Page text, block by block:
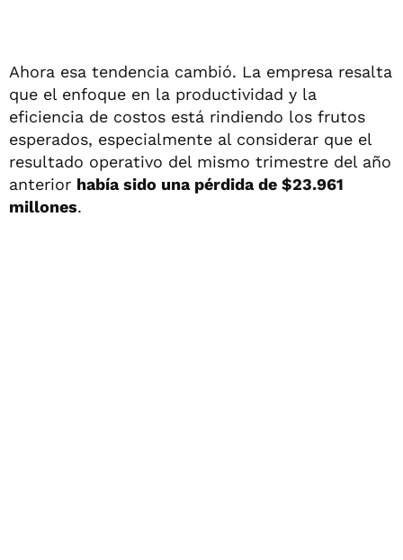
Ahora esa tendencia cambió. La empresa resalta
que el enfoque en la productividad y la
eficiencia de costos está rindiendo los frutos
esperados, especialmente al considerar que el
resultado operativo del mismo trimestre del año
anterior había sido una pérdida de $23.961
millones.